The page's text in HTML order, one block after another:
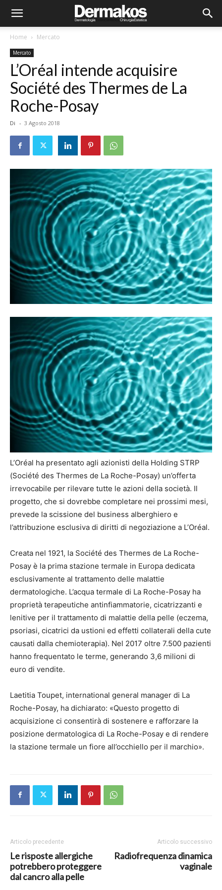
Home Mercato
Mercato
L’Oréal intende acquisire
Société des Thermes de La
Roche-Posay
Di - 3 Agosto 2018
L’Oréal ha presentato agli azionisti della Holding STRP
(Société des Thermes de La Roche-Posay) un’offerta
irrevocabile per rilevare tutte le azioni della società. Il
progetto, che si dovrebbe completare nei prossimi mesi,
prevede la scissione del business alberghiero e
l’attribuzione esclusiva di diritti di negoziazione a L’Oréal.
Creata nel 1921, la Société des Thermes de La Roche-
Posay è la prima stazione termale in Europa dedicata
esclusivamente al trattamento delle malattie
dermatologiche. L’acqua termale di La Roche-Posay ha
proprietà terapeutiche antinfiammatorie, cicatrizzanti e
lenitive per il trattamento di malattie della pelle (eczema,
psoriasi, cicatrici da ustioni ed effetti collaterali della cute
causati dalla chemioterapia). Nel 2017 oltre 7.500 pazienti
hanno frequentato le terme, generando 3,6 milioni di
euro di vendite.
Laetitia Toupet, international general manager di La
Roche-Posay, ha dichiarato: «Questo progetto di
acquisizione ci consentirà di sostenere e rafforzare la
posizione dermatologica di La Roche-Posay e di rendere
la stazione termale un fiore all’occhiello per il marchio».
Articolo precedente
Le risposte allergiche
potrebbero proteggere
dal cancro alla pelle
Articolo successivo
Radiofrequenza dinamica
vaginale